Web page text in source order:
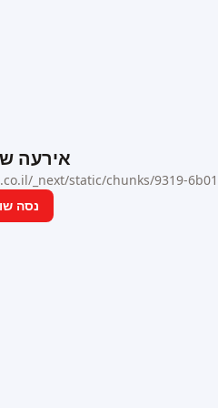
אירעה
_next/static/chunks/9319-
נסה